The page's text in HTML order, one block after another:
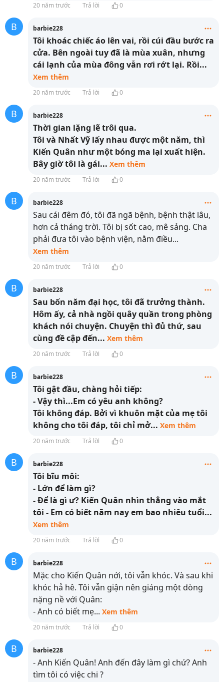
20 năm trước Trả lời 0
B barbie228
Tôi khoác chiếc áo lên vai, rồi cúi đầu bước ra
cửa. Bên ngoài tuy đã là mùa xuân, nhưng
cái lạnh của mùa đông vẫn rơi rớt lại. Rồi...
Xem thêm
20 năm trước Trả lời 0
B barbie228
Thời gian lặng lẽ trôi qua.
Tôi và Nhất Vỹ lấy nhau được một năm, thì
Kiến Quân như một bóng ma lại xuất hiện.
Bây giờ tôi là gái... Xem thêm
20 năm trước Trả lời 0
B barbie228
Sau cái đêm đó, tôi đã ngã bệnh, bệnh thật lâu,
hơn cả tháng trời. Tôi bị sốt cao, mê sảng. Cha
phải đưa tôi vào bệnh viện, nằm điều...
Xem thêm
20 năm trước Trả lời 0
B barbie228
Sau bốn năm đại học, tôi đã trưởng thành.
Hôm ấy, cả nhà ngồi quây quần trong phòng
khách nói chuyện. Chuyện thì đủ thứ, sau
cùng đề cập đến... Xem thêm
20 năm trước Trả lời 0
B barbie228
Tôi gật đầu, chàng hỏi tiếp:
- Vậy thì...Em có yêu anh không?
Tôi không đáp. Bởi vì khuôn mặt của mẹ tôi
không cho tôi đáp, tôi chỉ mở... Xem thêm
20 năm trước Trả lời 0
B barbie228
Tôi bĩu môi:
- Lớn để làm gì?
- Để là gì ư? Kiến Quân nhìn thẳng vào mắt
tôi - Em có biết năm nay em bao nhiêu tuổi...
Xem thêm
20 năm trước Trả lời 0
B barbie228
Mặc cho Kiến Quân nới, tôi vẫn khóc. Và sau khi
khóc hả hê. Tôi vẫn giận nên giáng một dòng
nặng nề với Quân:
- Anh có biết mẹ... Xem thêm
20 năm trước Trả lời 0
B barbie228
- Anh Kiến Quân! Anh đến đây làm gì chứ? Anh
tìm tôi có việc chi ?